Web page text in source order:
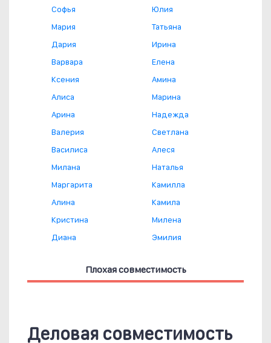
Софья
Мария
Дария
Варвара
Ксения
Алиса
Арина
Валерия
Василиса
Милана
Маргарита
Алина
Кристина
Диана
Юлия
Татьяна
Ирина
Елена
Амина
Марина
Надежда
Светлана
Алеся
Наталья
Камилла
Камила
Милена
Эмилия
Плохая совместимость
Деловая совместимость